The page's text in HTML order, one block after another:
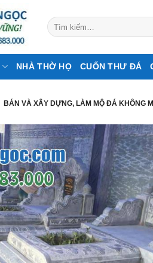
Tìm
kiếm:
NHÀ THỜ HỌ CUỐN THƯ ĐÁ
BÁN VÀ XÂY DỰNG, LÀM MỘ ĐÁ KHÔNG